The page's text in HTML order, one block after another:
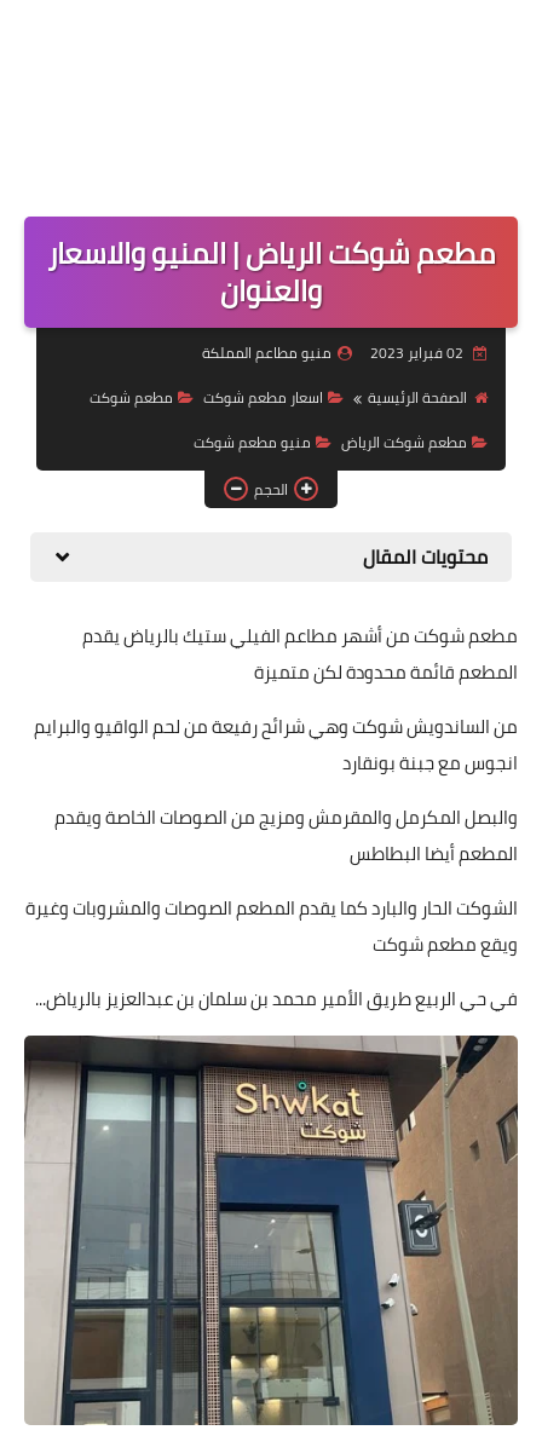
مطعم شوكت الرياض | المنيو والاسعار
والعنوان
منيو مطاعم المملكة
الصفحة الرئيسية
اسعار مطعم شوكت
مطعم شوكت
مطعم شوكت الرياض
منيو مطعم شوكت
الحجم
محتويات المقال
مطعم شوكت من أشهر مطاعم الفيلي ستيك بالرياض يقدم
المطعم قائمة محدودة لكن متميزة
من الساندويش شوكت وهي شرائح رفيعة من لحم الواقيو والبرايم
انجوس مع جبنة بونقارد
والبصل المكرمل والمقرمش ومزيج من الصوصات الخاصة ويقدم
المطعم أيضا البطاطس
الشوكت الحار والبارد كما يقدم المطعم الصوصات والمشروبات وغيرة
ويقع مطعم شوكت
في حي الربيع طريق الأمير محمد بن سلمان بن عبدالعزيز بالرياض...